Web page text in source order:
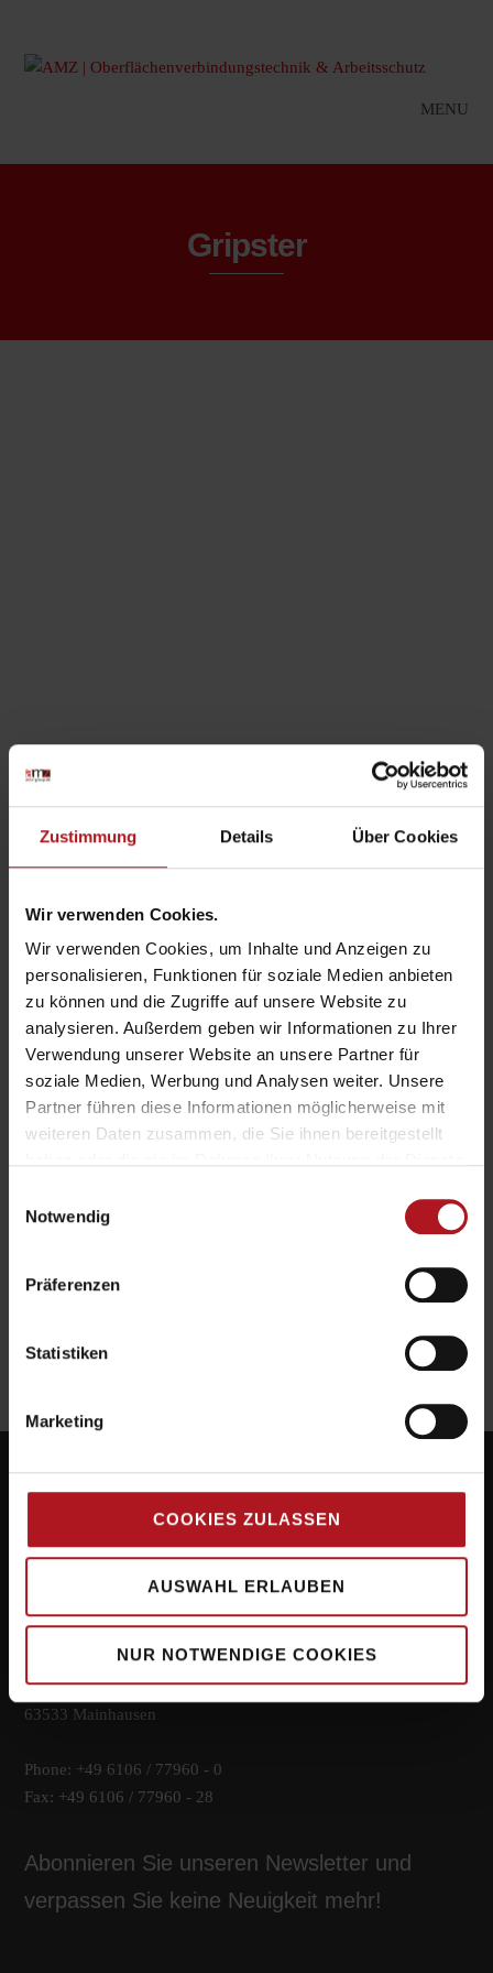
Zustimmung Details Über Cookies
Wir verwenden Cookies.
Wir verwenden Cookies, um Inhalte und Anzeigen zu
personalisieren, Funktionen für soziale Medien anbieten
zu können und die Zugriffe auf unsere Website zu
analysieren. Außerdem geben wir Informationen zu Ihrer
Verwendung unserer Website an unsere Partner für
soziale Medien, Werbung und Analysen weiter. Unsere
Partner führen diese Informationen möglicherweise mit
weiteren Daten zusammen, die Sie ihnen bereitgestellt
Notwendig
Präferenzen
Statistiken
Marketing
COOKIES ZULASSEN
AUSWAHL ERLAUBEN
NUR NOTWENDIGE COOKIES
MENU
Gripster
28. OKTOBER 2022 BY
MAXIMILIAN MÜLLER-
Alles im Grip! –
Handschuhe für alle
Zwecke
Unser zweiter Teil der Reihe Handschuhe für alle Zwecke steht
Dementsprechend möchten wir in diesem Beitrag drei Vertreter
entwickelt wurden nasse, rutschige oder anderweitig schwer zu
READ MORE
Systemlieferant für die Zukunft.
Hauptsitz
Kirchwaldstr. 15
63533 Mainhausen
Phone: +49 6106 / 77960 - 0
Fax: +49 6106 / 77960 - 28
Abonnieren Sie unseren Newsletter und
verpassen Sie keine Neuigkeit mehr!